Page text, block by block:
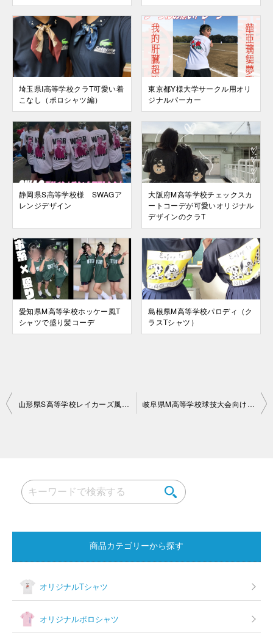
埼玉県I高等学校クラT可愛い着
こなし（ポロシャツ編）
東京都Y様大学サークル用オリ
ジナルパーカー
静岡県S高等学校様 SWAGア
レンジデザイン
大阪府M高等学校チェックスカ
ートコーデが可愛いオリジナル
デザインのクラT
愛知県M高等学校ホッケー風T
シャツで盛り髪コーデ
島根県M高等学校パロディ（ク
ラスTシャツ）
投
ン
山形県S高等学校レイカーズ風パロディデザインのクラスTシャツ 岐阜県M高等学校球技大会向け背ネームクラスTシャツ
商品カテゴリーから探す
オリジナルTシャツ
オリジナルポロシャツ